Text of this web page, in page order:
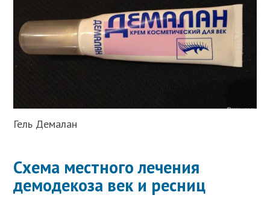
Гель Демалан
Схема местного лечения
демодекоза век и ресниц